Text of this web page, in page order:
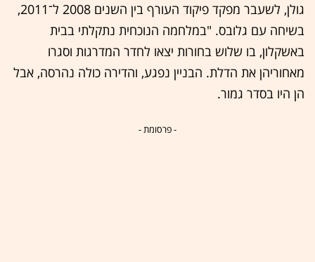
גולן, לשעבר מפקד פיקוד העורף בין השנים 2008 ל־2011,
בשיחה עם גלובס. "במלחמה הנוכחית נתקלתי בבית
באשקלון, בו שלוש בחורות יצאו לחדר המדרגות וסגרו
מאחוריהן את הדלת. הבניין נפגע, והדירה כולה נהרסה, אבל
הן היו בסדר גמור.
- פרסומת -